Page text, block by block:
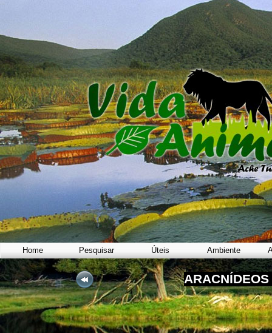
Home Pesquisar Úteis Ambiente